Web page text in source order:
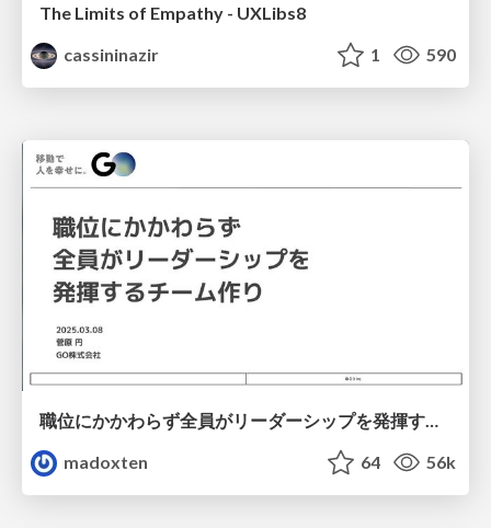
The Limits of Empathy - UXLibs8
cassininazir
1 590
職位にかかわらず全員がリーダーシップを発揮するチーム作り / Building a team where everyone can demonstrate leadership regardless of position
madoxten
64 56k